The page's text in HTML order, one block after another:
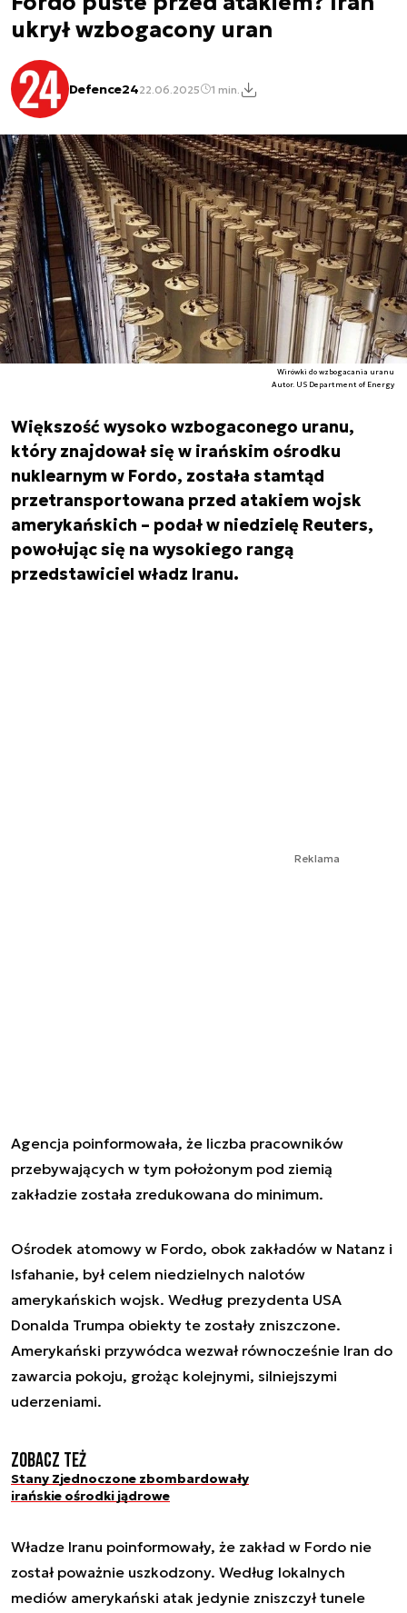
ukrył wzbogacony uran
Defence2422.06.2025 1 min.
Wirówki do wzbogacania uranu
Autor. US Department of Energy
Większość wysoko wzbogaconego uranu,
który znajdował się w irańskim ośrodku
nuklearnym w Fordo, została stamtąd
przetransportowana przed atakiem wojsk
amerykańskich – podał w niedzielę Reuters,
powołując się na wysokiego rangą
przedstawiciel władz Iranu.
Reklama
Agencja poinformowała, że liczba pracowników
przebywających w tym położonym pod ziemią
zakładzie została zredukowana do minimum.
Ośrodek atomowy w Fordo, obok zakładów w Natanz i
Isfahanie, był celem niedzielnych nalotów
amerykańskich wojsk. Według prezydenta USA
Donalda Trumpa obiekty te zostały zniszczone.
Amerykański przywódca wezwał równocześnie Iran do
zawarcia pokoju, grożąc kolejnymi, silniejszymi
uderzeniami.
Zobacz też
Stany Zjednoczone zbombardowały
irańskie ośrodki jądrowe
Władze Iranu poinformowały, że zakład w Fordo nie
został poważnie uszkodzony. Według lokalnych
mediów amerykański atak jedynie zniszczył tunele